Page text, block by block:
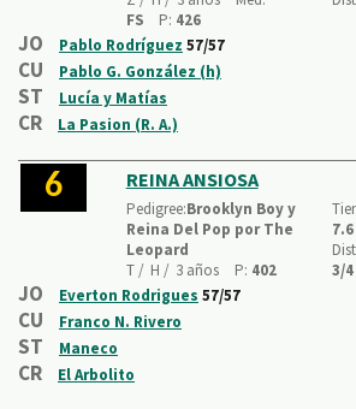
FS
P: 426
JO Pablo Rodríguez 57/57
CU Pablo G. González (h)
ST Lucía y Matías
CR La Pasion (R. A.)
6 REINA ANSIOSA
Pedigree:Brooklyn Boy y
Reina Del Pop por The
Leopard
T / H / 3 años P: 402
7.6
3/
JO Everton Rodrigues 57/57
CU Franco N. Rivero
ST Maneco
CR El Arbolito